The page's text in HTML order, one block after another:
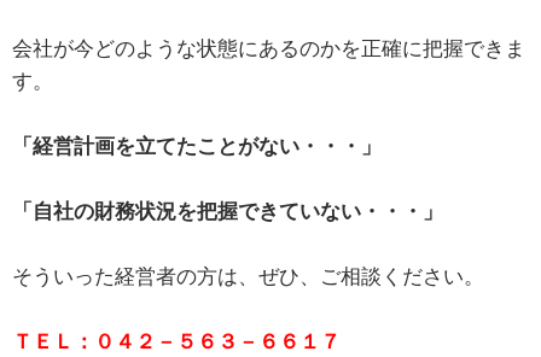
会社が今どのような状態にあるのかを正確に把握できま
す。
「経営計画を立てたことがない・・・」
「自社の財務状況を把握できていない・・・」
そういった経営者の方は、ぜひ、ご相談ください。
ＴＥＬ：０４２－５６３－６６１７